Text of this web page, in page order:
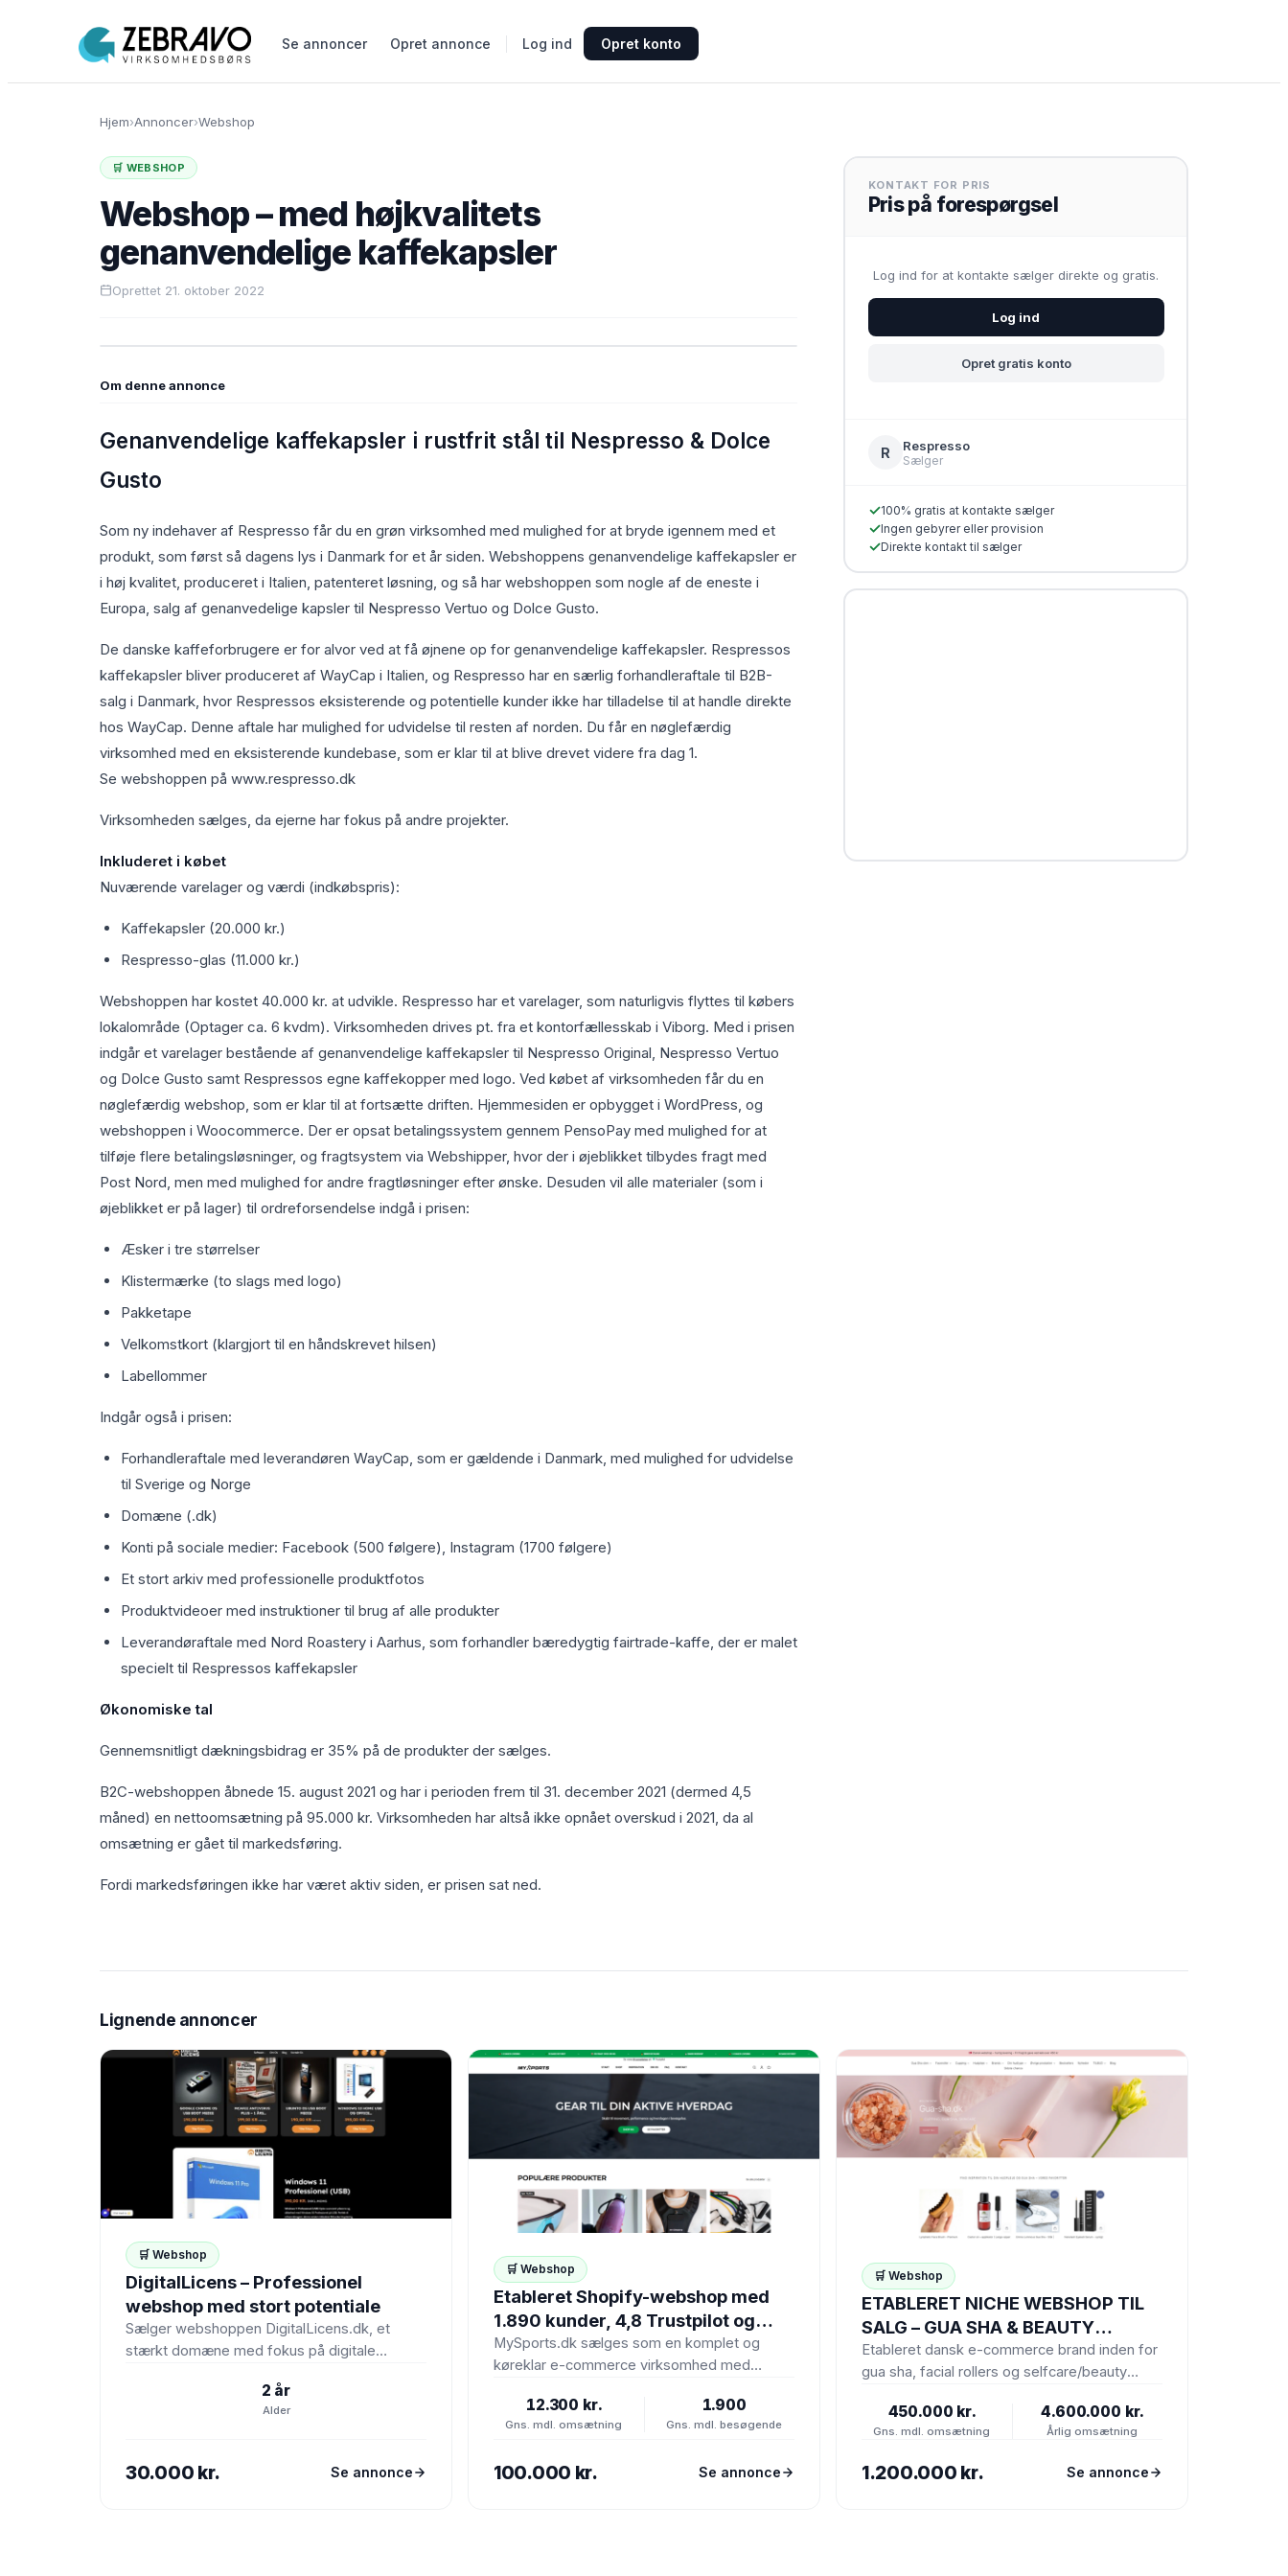
Se annoncer Opret annonce Log ind Opret konto
Hjem›Annoncer›Webshop
🛒 WEBSHOP
Webshop – med højkvalitets
genanvendelige kaffekapsler
Oprettet 21. oktober 2022
Om denne annonce
Genanvendelige kaffekapsler i rustfrit stål til Nespresso & Dolce
Gusto
Som ny indehaver af Respresso får du en grøn virksomhed med mulighed for at bryde igennem med et
produkt, som først så dagens lys i Danmark for et år siden. Webshoppens genanvendelige kaffekapsler er
i høj kvalitet, produceret i Italien, patenteret løsning, og så har webshoppen som nogle af de eneste i
Europa, salg af genanvedelige kapsler til Nespresso Vertuo og Dolce Gusto.
De danske kaffeforbrugere er for alvor ved at få øjnene op for genanvendelige kaffekapsler. Respressos
kaffekapsler bliver produceret af WayCap i Italien, og Respresso har en særlig forhandleraftale til B2B-
salg i Danmark, hvor Respressos eksisterende og potentielle kunder ikke har tilladelse til at handle direkte
hos WayCap. Denne aftale har mulighed for udvidelse til resten af norden. Du får en nøglefærdig
virksomhed med en eksisterende kundebase, som er klar til at blive drevet videre fra dag 1.
Se webshoppen på www.respresso.dk
Virksomheden sælges, da ejerne har fokus på andre projekter.
Inkluderet i købet
Nuværende varelager og værdi (indkøbspris):
Kaffekapsler (20.000 kr.)
Respresso-glas (11.000 kr.)
Webshoppen har kostet 40.000 kr. at udvikle. Respresso har et varelager, som naturligvis flyttes til købers
lokalområde (Optager ca. 6 kvdm). Virksomheden drives pt. fra et kontorfællesskab i Viborg. Med i prisen
indgår et varelager bestående af genanvendelige kaffekapsler til Nespresso Original, Nespresso Vertuo
og Dolce Gusto samt Respressos egne kaffekopper med logo. Ved købet af virksomheden får du en
nøglefærdig webshop, som er klar til at fortsætte driften. Hjemmesiden er opbygget i WordPress, og
webshoppen i Woocommerce. Der er opsat betalingssystem gennem PensoPay med mulighed for at
tilføje flere betalingsløsninger, og fragtsystem via Webshipper, hvor der i øjeblikket tilbydes fragt med
Post Nord, men med mulighed for andre fragtløsninger efter ønske. Desuden vil alle materialer (som i
øjeblikket er på lager) til ordreforsendelse indgå i prisen:
Æsker i tre størrelser
Klistermærke (to slags med logo)
Pakketape
Velkomstkort (klargjort til en håndskrevet hilsen)
Labellommer
Indgår også i prisen:
Forhandleraftale med leverandøren WayCap, som er gældende i Danmark, med mulighed for udvidelse
til Sverige og Norge
Domæne (.dk)
Konti på sociale medier: Facebook (500 følgere), Instagram (1700 følgere)
Et stort arkiv med professionelle produktfotos
Produktvideoer med instruktioner til brug af alle produkter
Leverandøraftale med Nord Roastery i Aarhus, som forhandler bæredygtig fairtrade-kaffe, der er malet
specielt til Respressos kaffekapsler
Økonomiske tal
Gennemsnitligt dækningsbidrag er 35% på de produkter der sælges.
B2C-webshoppen åbnede 15. august 2021 og har i perioden frem til 31. december 2021 (dermed 4,5
måned) en nettoomsætning på 95.000 kr. Virksomheden har altså ikke opnået overskud i 2021, da al
omsætning er gået til markedsføring.
Fordi markedsføringen ikke har været aktiv siden, er prisen sat ned.
KONTAKT FOR PRIS
Pris på forespørgsel
Log ind for at kontakte sælger direkte og gratis.
Log ind
Opret gratis konto
R Respresso
Sælger
✓100% gratis at kontakte sælger
✓Ingen gebyrer eller provision
✓Direkte kontakt til sælger
Lignende annoncer
🛒 Webshop
DigitalLicens – Professionel
webshop med stort potentiale
Sælger webshoppen DigitalLicens.dk, et
stærkt domæne med fokus på digitale
2 år
Alder
30.000 kr. Se annonce
🛒 Webshop
Etableret Shopify-webshop med
1.890 kunder, 4,8 Trustpilot og
lager værdi 53.000 kr.
MySports.dk sælges som en komplet og
køreklar e-commerce virksomhed med
leverandørnetværk, branding og
markedsføringsaktiver. Virksomheden…
12.300 kr.
Gns. mdl. omsætning
1.900
Gns. mdl. besøgende
100.000 kr. Se annonce
🛒 Webshop
ETABLERET NICHE WEBSHOP TIL
SALG – GUA SHA & BEAUTY
(ASSET DEAL)
Etableret dansk e-commerce brand inden for
gua sha, facial rollers og selfcare/beauty
450.000 kr.
Gns. mdl. omsætning
4.600.000 kr.
Årlig omsætning
1.200.000 kr. Se annonce